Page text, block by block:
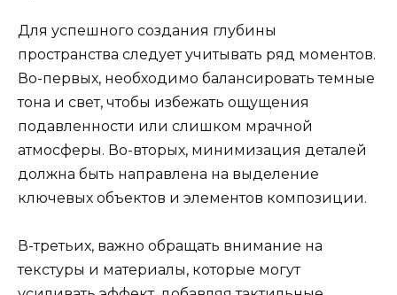
Для успешного создания глубины
пространства следует учитывать ряд моментов.
Во-первых, необходимо балансировать темные
тона и свет, чтобы избежать ощущения
подавленности или слишком мрачной
атмосферы. Во-вторых, минимизация деталей
должна быть направлена на выделение
ключевых объектов и элементов композиции.
В-третьих, важно обращать внимание на
текстуры и материалы, которые могут